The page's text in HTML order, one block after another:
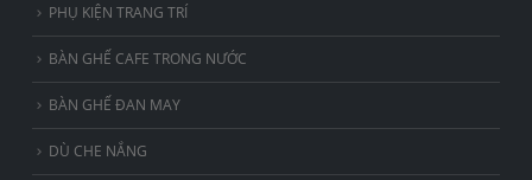
PHỤ KIỆN TRANG TRÍ
BÀN GHẾ CAFE TRONG NƯỚC
BÀN GHẾ ĐAN MAY
DÙ CHE NẮNG